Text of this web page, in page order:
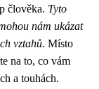
člověka. Tyto
nám ukázat
vztahů. Místo
na to, co vám
a touhách.